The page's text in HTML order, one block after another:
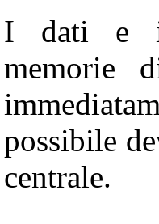
I dati e i
memorie
possibile
centrale.